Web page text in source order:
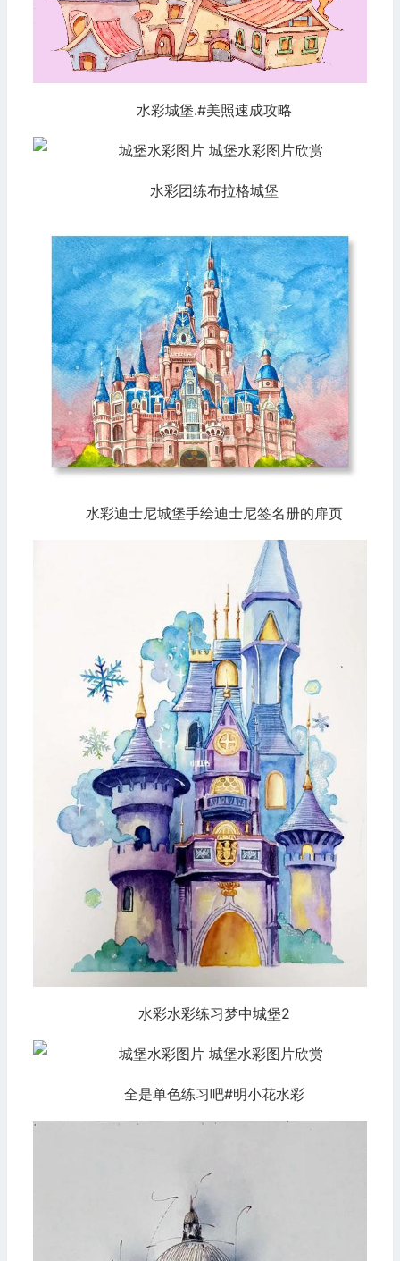
水彩城堡.#美照速成攻略
水彩团练布拉格城堡
水彩迪士尼城堡手绘迪士尼签名册的扉页
水彩水彩练习梦中城堡2
全是单色练习吧#明小花水彩